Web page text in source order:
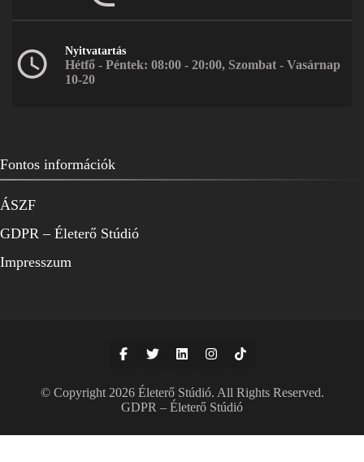
Nyitvatartás
Hétfő - Péntek: 08:00 - 20:00, Szombat - Vasárnap
10-20
Fontos információk
ÁSZF
GDPR – Életerő Stúdió
Impresszum
© Copyright 2026 Életerő Stúdió. All Rights Reserved.
GDPR – Életerő Stúdió